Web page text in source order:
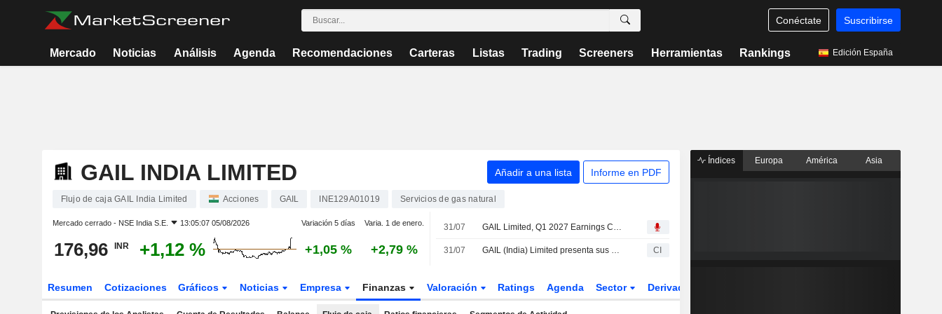
Conéctate Suscribirse
Mercado Noticias Análisis Agenda Recomendaciones Carteras Listas Trading Screeners Herramientas Rankings Edición España
GAIL INDIA LIMITED Añadir a una lista Informe en PDF
Flujo de caja GAIL India Limited Acciones GAIL INE129A01019 Servicios de gas natural
Mercado cerrado - NSE India S.E. 13:05:07 05/08/2026 Variación 5 días Varia. 1 de enero.
176,96 INR +1,12 % +1,05 % +2,79 %
31/07 GAIL Limited, Q1 2027 Earnings Call, Jul 31, 2026
31/07 GAIL (India) Limited presenta sus resultados financieros del primer trimestre finalizado el 30 de junio de 2026 CI
Resumen Cotizaciones Gráficos Noticias Empresa Finanzas Valoración Ratings Agenda Sector Derivados
Índices Europa América Asia